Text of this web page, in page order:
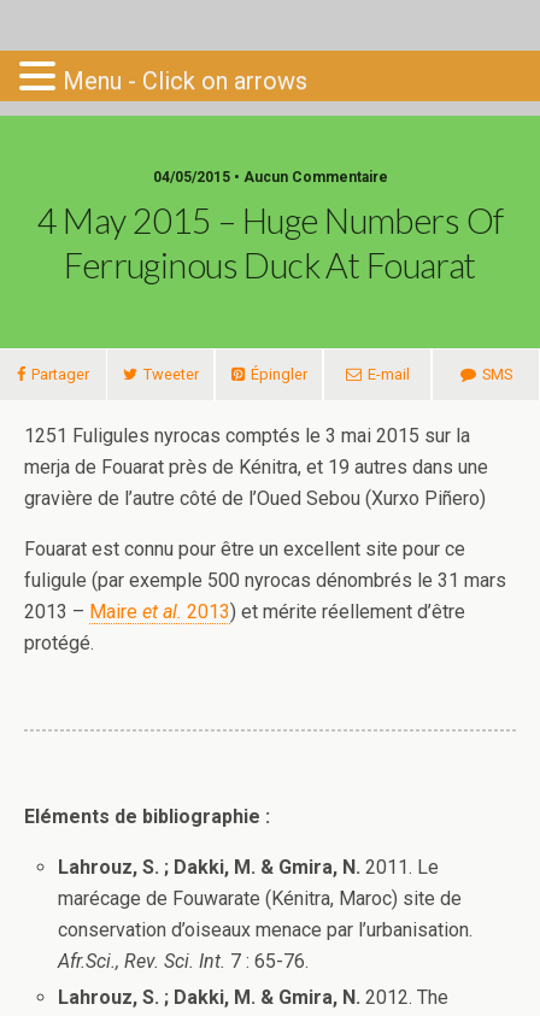
Go-South
04/05/2015 • Aucun Commentaire
4 May 2015 – Huge Numbers Of
Ferruginous Duck At Fouarat
Partager Tweeter Épingler E-mail SMS
1251 Fuligules nyrocas comptés le 3 mai 2015 sur la
merja de Fouarat près de Kénitra, et 19 autres dans une
gravière de l’autre côté de l’Oued Sebou (Xurxo Piñero)
Fouarat est connu pour être un excellent site pour ce
fuligule (par exemple 500 nyrocas dénombrés le 31 mars
2013 – Maire et al. 2013) et mérite réellement d’être
protégé.
Eléments de bibliographie :
Lahrouz, S. ; Dakki, M. & Gmira, N. 2011. Le
marécage de Fouwarate (Kénitra, Maroc) site de
conservation d’oiseaux menace par l’urbanisation.
Afr.Sci., Rev. Sci. Int. 7 : 65-76.
Lahrouz, S. ; Dakki, M. & Gmira, N.2012. The
Menu - Click on arrows